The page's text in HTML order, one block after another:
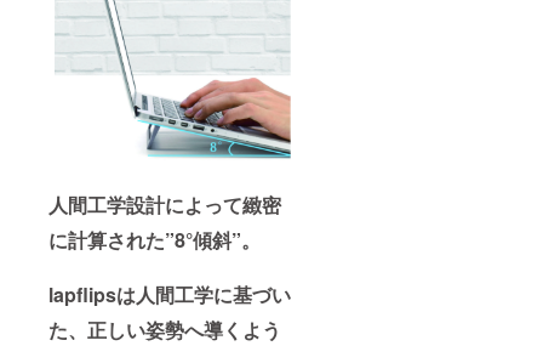
人間工学設計によって緻密
に計算された”8°傾斜”。
lapflipsは人間工学に基づい
た、正しい姿勢へ導くよう